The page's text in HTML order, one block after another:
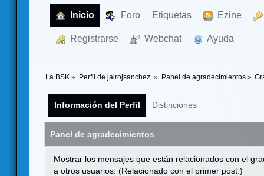
Inicio Foro Etiquetas Ezine
Registrarse Webchat Ayuda
La BSK » Perfil de jairojsanchez » Panel de agradecimientos»
Información del Perfil Distinciones
Panel de agradecimientos
Mostrar los mensajes que están relacionados con el
a otros usuarios. (Relacionado con el primer post.)